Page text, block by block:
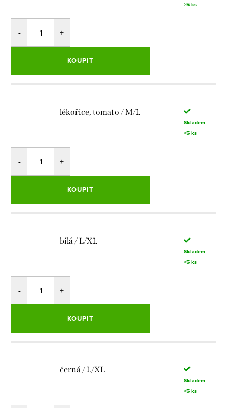
>5 ks
KOUPIT
lékořice, tomato / M/L
Skladem
>5 ks
KOUPIT
bílá / L/XL
Skladem
>5 ks
KOUPIT
černá / L/XL
Skladem
>5 ks